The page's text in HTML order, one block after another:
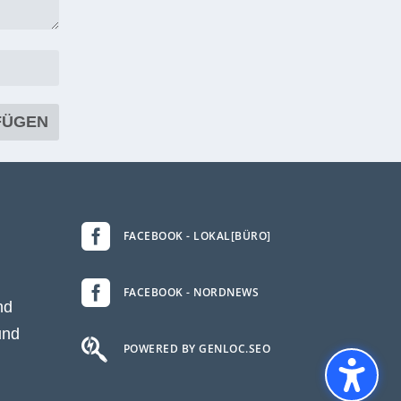
 FACEBOOK - LOKAL[BÜRO]
 FACEBOOK - NORDNEWS
 POWERED BY GENLOC.SEO